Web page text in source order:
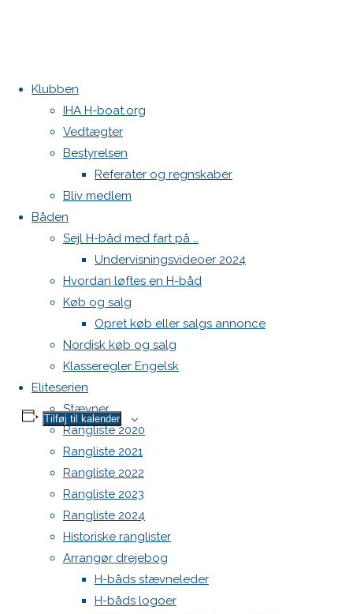
Klubben
IHA H-boat.org
Vedtægter
Bestyrelsen
Referater og regnskaber
Bliv medlem
Båden
Sejl H-båd med fart på …
Undervisningsvideoer 2024
Hvordan løftes en H-båd
Køb og salg
Opret køb eller salgs annonce
Nordisk køb og salg
Klasseregler Engelsk
Eliteserien
Stævner
Rangliste 2020
Rangliste 2021
Rangliste 2022
Rangliste 2023
Rangliste 2024
Historiske ranglister
Arrangør drejebog
H-båds stævneleder
H-båds logoer
Home
Begivenhed
ligastævne« Alle Begivenheder
Denne begivenhed er allerede afholdt.
H-Båd ligastævne Aarhus
Festugecup
8. september 2018-9. september 2018
Tilføj til kalender
DETALJER
9. september 2018
Begivenhed Kategori: